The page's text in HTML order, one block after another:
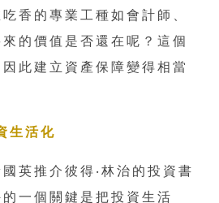
香的專業工種如會計師、
的價值是否還在呢？這個
此建立資產保障變得相當
生活化
英推介彼得‧林治的投資書
一個關鍵是把投資生活